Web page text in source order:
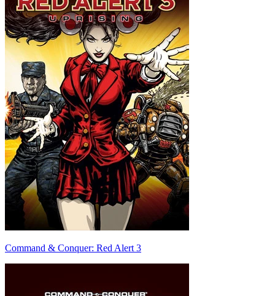
Command & Conquer: Red Alert 3